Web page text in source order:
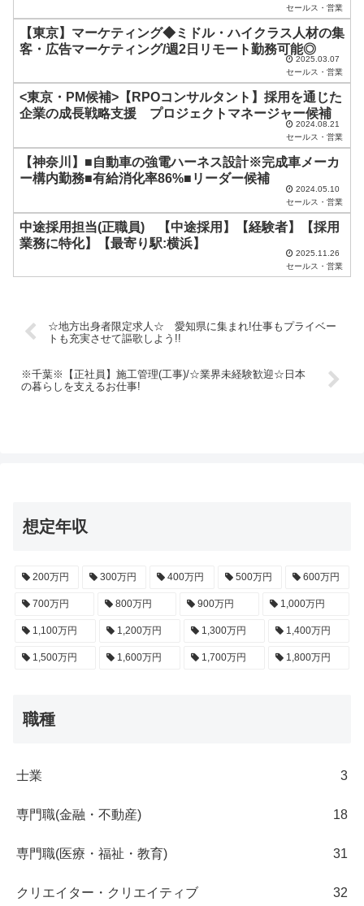
に
て
く
だ
。
セールス・営業
【東京】マーケティング◆ミドル・ハイクラス人材の集
客・広告マーケティング/週2日リモート勤務可能◎
2025.03.07
セールス・営業
<東京・PM候補>【RPOコンサルタント】採用を通じた
企業の成長戦略支援 プロジェクトマネージャー候補
2024.08.21
セールス・営業
【神奈川】■自動車の強電ハーネス設計※完成車メーカ
ー構内勤務■有給消化率86%■リーダー候補
2024.05.10
セールス・営業
中途採用担当(正職員) 【中途採用】【経験者】【採用
業務に特化】【最寄り駅:横浜】
2025.11.26
セールス・営業
☆地方出身者限定求人☆ 愛知県に集まれ!仕事もプライベー
トも充実させて謳歌しよう!!
※千葉※【正社員】施工管理(工事)/☆業界未経験歓迎☆日本
の暮らしを支えるお仕事!
想定年収
200万円 300万円 400万円 500万円 600万円
700万円 800万円 900万円 1,000万円
1,100万円 1,200万円 1,300万円 1,400万円
1,500万円 1,600万円 1,700万円 1,800万円
職種
士業 3
専門職(金融・不動産) 18
専門職(医療・福祉・教育) 31
クリエイター・クリエイティブ 32